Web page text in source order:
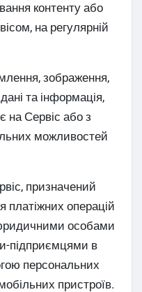
контенту або
на регулярній
зображення,
та інформація,
на Сервіс або з
можливостей
призначений
операцій
особами
підприємцями в
персональних
пристроїв.